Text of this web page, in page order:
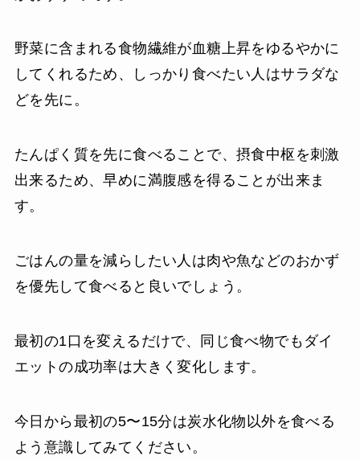
野菜に含まれる食物繊維が血糖上昇をゆるやかに
してくれるため、しっかり食べたい人はサラダな
どを先に。
たんぱく質を先に食べることで、摂食中枢を刺激
出来るため、早めに満腹感を得ることが出来ま
す。
ごはんの量を減らしたい人は肉や魚などのおかず
を優先して食べると良いでしょう。
最初の1口を変えるだけで、同じ食べ物でもダイ
エットの成功率は大きく変化します。
今日から最初の5〜15分は炭水化物以外を食べる
よう意識してみてください。